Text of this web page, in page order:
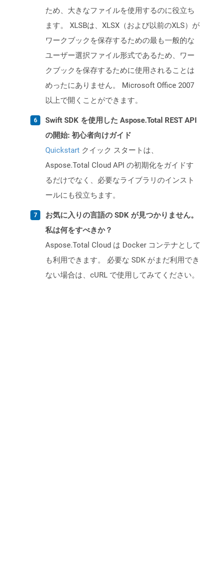
ため、大きなファイルを使用するのに役立ち
ます。 XLSBは、XLSX（および以前のXLS）が
ワークブックを保存するための最も一般的な
ユーザー選択ファイル形式であるため、ワー
クブックを保存するために使用されることは
めったにありません。 Microsoft Office 2007
以上で開くことができます。
Swift SDK を使用した Aspose.Total REST API
の開始: 初心者向けガイド
Quickstart クイック スタートは、
Aspose.Total Cloud API の初期化をガイドす
るだけでなく、必要なライブラリのインスト
ールにも役立ちます。
お気に入りの言語の SDK が見つかりません。
私は何をすべきか？
Aspose.Total Cloud は Docker コンテナとして
も利用できます。 必要な SDK がまだ利用でき
ない場合は、cURL で使用してみてください。